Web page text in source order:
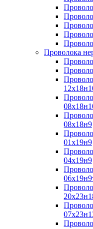
Проволока
08х18н9
01х19н9
04х19н9